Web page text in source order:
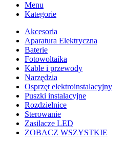
Menu
Kategorie
Akcesoria
Aparatura Elektryczna
Baterie
Fotowoltaika
Kable i przewody
Narzędzia
Osprzęt elektroinstalacyjny
Puszki instalacyjne
Rozdzielnice
Sterowanie
Zasilacze LED
ZOBACZ WSZYSTKIE